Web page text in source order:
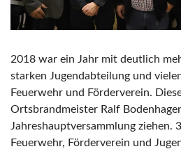
2018 war ein Jahr mit deutlich
starken Jugendabteilung und
Feuerwehr und Förderverein.
Ortsbrandmeister Ralf
Jahreshauptversammlung ziehen.
Feuerwehr, Förderverein und